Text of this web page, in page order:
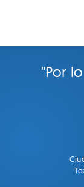
"Por